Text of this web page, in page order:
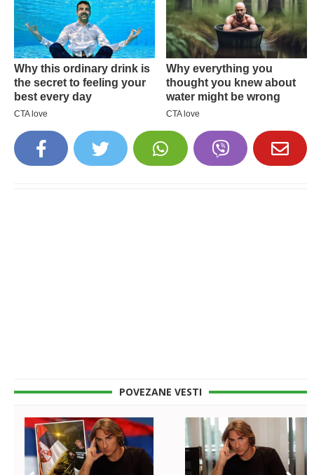
POVEZANE VESTI